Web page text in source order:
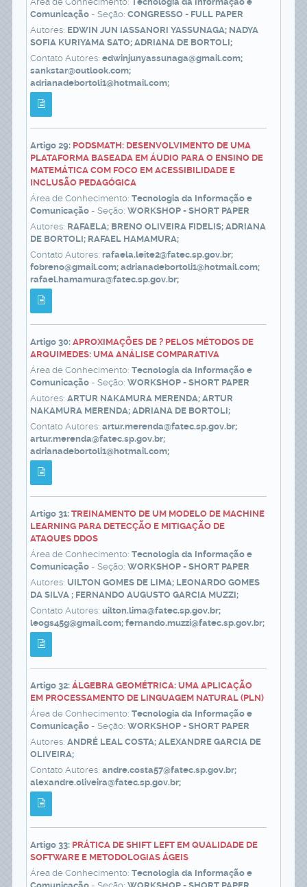
Comunicação - Seção: CONGRESSO - FULL PAPER
Autores: EDWIN JUN IASSANORI YASSUNAGA; NADYA
SOFIA KURIYAMA SATO; ADRIANA DE BORTOLI;
Contato Autores: edwinjunyassunaga@gmail.com;
sankstar@outlook.com;
adrianadebortoli1@hotmail.com;
Artigo 29: PODSMATH: DESENVOLVIMENTO DE UMA
PLATAFORMA BASEADA EM ÁUDIO PARA O ENSINO DE
MATEMÁTICA COM FOCO EM ACESSIBILIDADE E
INCLUSÃO PEDAGÓGICA
Área de Conhecimento: Tecnologia da Informação e
Comunicação - Seção: WORKSHOP - SHORT PAPER
Autores: RAFAELA; BRENO OLIVEIRA FIDELIS; ADRIANA
DE BORTOLI; RAFAEL HAMAMURA;
Contato Autores: rafaela.leite2@fatec.sp.gov.br;
fobreno@gmail.com; adrianadebortoli1@hotmail.com;
rafael.hamamura@fatec.sp.gov.br;
Artigo 30: APROXIMAÇÕES DE ? PELOS MÉTODOS DE
ARQUIMEDES: UMA ANÁLISE COMPARATIVA
Área de Conhecimento: Tecnologia da Informação e
Comunicação - Seção: WORKSHOP - SHORT PAPER
Autores: ARTUR NAKAMURA MERENDA; ARTUR
NAKAMURA MERENDA; ADRIANA DE BORTOLI;
Contato Autores: artur.merenda@fatec.sp.gov.br;
artur.merenda@fatec.sp.gov.br;
adrianadebortoli1@hotmail.com;
Artigo 31: TREINAMENTO DE UM MODELO DE MACHINE
LEARNING PARA DETECÇÃO E MITIGAÇÃO DE
ATAQUES DDOS
Área de Conhecimento: Tecnologia da Informação e
Comunicação - Seção: WORKSHOP - SHORT PAPER
Autores: UILTON GOMES DE LIMA; LEONARDO GOMES
DA SILVA ; FERNANDO AUGUSTO GARCIA MUZZI;
Contato Autores: uilton.lima@fatec.sp.gov.br;
leogs45g@gmail.com; fernando.muzzi@fatec.sp.gov.br;
Artigo 32: ÁLGEBRA GEOMÉTRICA: UMA APLICAÇÃO
EM PROCESSAMENTO DE LINGUAGEM NATURAL (PLN)
Área de Conhecimento: Tecnologia da Informação e
Comunicação - Seção: WORKSHOP - SHORT PAPER
Autores: ANDRÉ LEAL COSTA; ALEXANDRE GARCIA DE
OLIVEIRA;
Contato Autores: andre.costa57@fatec.sp.gov.br;
alexandre.oliveira@fatec.sp.gov.br;
Artigo 33: PRÁTICA DE SHIFT LEFT EM QUALIDADE DE
SOFTWARE E METODOLOGIAS ÁGEIS
Área de Conhecimento: Tecnologia da Informação e